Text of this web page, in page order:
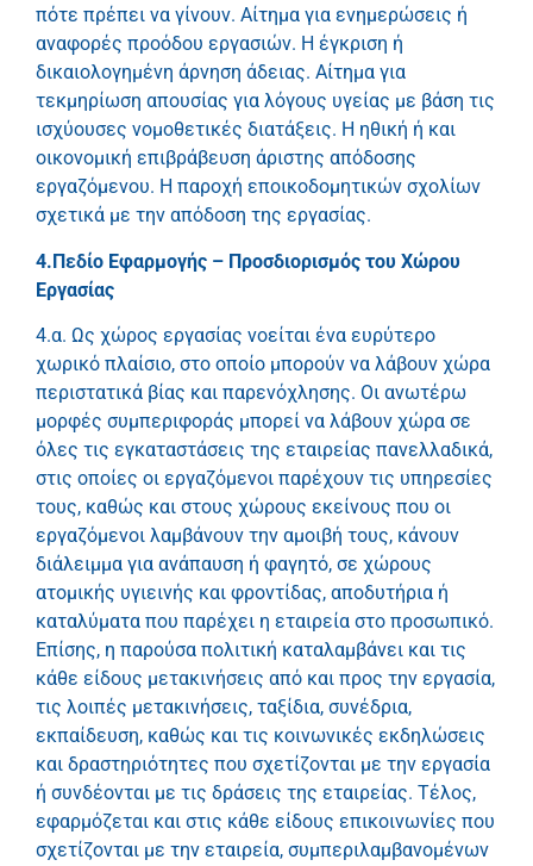
πότε πρέπει να γίνουν. Αίτημα για ενημερώσεις ή
αναφορές προόδου εργασιών. Η έγκριση ή
δικαιολογημένη άρνηση άδειας. Αίτημα για
τεκμηρίωση απουσίας για λόγους υγείας με βάση τις
ισχύουσες νομοθετικές διατάξεις. Η ηθική ή και
οικονομική επιβράβευση άριστης απόδοσης
εργαζόμενου. Η παροχή εποικοδομητικών σχολίων
σχετικά με την απόδοση της εργασίας.
4.Πεδίο Εφαρμογής – Προσδιορισμός του Χώρου
Εργασίας
4.α. Ως χώρος εργασίας νοείται ένα ευρύτερο
χωρικό πλαίσιο, στο οποίο μπορούν να λάβουν χώρα
περιστατικά βίας και παρενόχλησης. Οι ανωτέρω
μορφές συμπεριφοράς μπορεί να λάβουν χώρα σε
όλες τις εγκαταστάσεις της εταιρείας πανελλαδικά,
στις οποίες οι εργαζόμενοι παρέχουν τις υπηρεσίες
τους, καθώς και στους χώρους εκείνους που οι
εργαζόμενοι λαμβάνουν την αμοιβή τους, κάνουν
διάλειμμα για ανάπαυση ή φαγητό, σε χώρους
ατομικής υγιεινής και φροντίδας, αποδυτήρια ή
καταλύματα που παρέχει η εταιρεία στο προσωπικό.
Επίσης, η παρούσα πολιτική καταλαμβάνει και τις
κάθε είδους μετακινήσεις από και προς την εργασία,
τις λοιπές μετακινήσεις, ταξίδια, συνέδρια,
εκπαίδευση, καθώς και τις κοινωνικές εκδηλώσεις
και δραστηριότητες που σχετίζονται με την εργασία
ή συνδέονται με τις δράσεις της εταιρείας. Τέλος,
εφαρμόζεται και στις κάθε είδους επικοινωνίες που
σχετίζονται με την εταιρεία, συμπεριλαμβανομένων